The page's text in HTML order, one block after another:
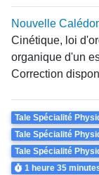
Nouvelle
Cinétique, loi
organique d'un
Correction
Theme
Tale Spécialité
Tale Spécialité
Tale Spécialité
Durée
1 heure 35